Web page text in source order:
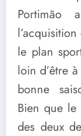
Portimão
le plan
loin d’être
bonne
Bien que le
des deux